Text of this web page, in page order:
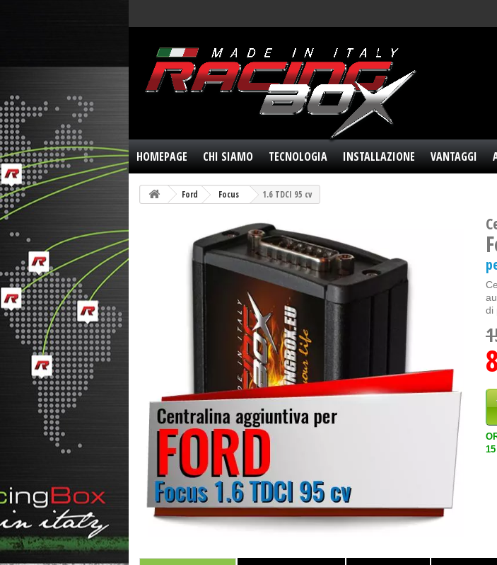
HOMEPAGE CHI SIAMO TECNOLOGIA INSTALLAZIONE VANTAGGI
Ford Focus 1.6 TDCI 95 cv
di
15